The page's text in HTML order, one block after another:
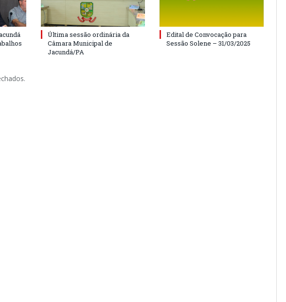
Última sessão ordinária da
Câmara Municipal de
Jacundá/PA
Edital de Convocação para
Sessão Solene – 31/03/2025